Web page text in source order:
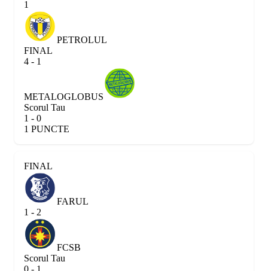
1
PETROLUL
FINAL
4 - 1
METALOGLOBUS
Scorul Tau
1 - 0
1 PUNCTE
FINAL
FARUL
1 - 2
FCSB
Scorul Tau
0 - 1